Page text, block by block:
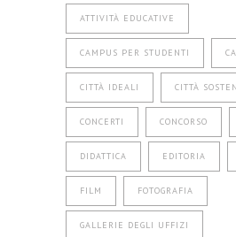
ATTIVITÀ EDUCATIVE
CAMPUS PER STUDENTI
CITTÀ IDEALI CITTÀ
CONCERTI CONCORSO
DIDATTICA EDITORIA
FILM FOTOGRAFIA
GALLERIE DEGLI UFFIZI